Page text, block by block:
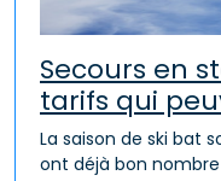
Secours en
tarifs qui
La saison de ski bat
ont déjà bon